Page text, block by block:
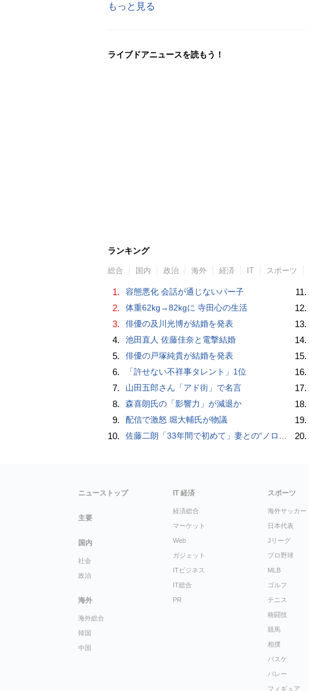
もっと見る
ライブドアニュースを読もう！
ランキング
総合 国内 政治 海外 経済 IT スポーツ
1. 容態悪化 会話が通じないパー子
2. 体重62kg→82kgに 寺田心の生活
3. 俳優の及川光博が結婚を発表
4. 池田直人 佐藤佳奈と電撃結婚
5. 俳優の戸塚純貴が結婚を発表
6. 「許せない不祥事タレント」1位
7. 山田五郎さん「アド街」で名言
8. 森喜朗氏の「影響力」が減退か
9. 配信で激怒 堀大輔氏が物議
10. 佐藤二朗「33年間で初めて」妻との“ノロケ砲”に反響続々「威力抜群」「奥様かっこいい」
11.
12.
13.
14.
15.
16.
17.
18.
19.
20.
ニューストップ
主要
国内
社会
政治
海外
海外総合
韓国
中国
IT 経済
経済総合
マーケット
Web
ガジェット
ITビジネス
IT総合
PR
スポーツ
海外サッカー
日本代表
Jリーグ
プロ野球
MLB
ゴルフ
テニス
格闘技
競馬
相撲
バスケ
バレー
フィギュア